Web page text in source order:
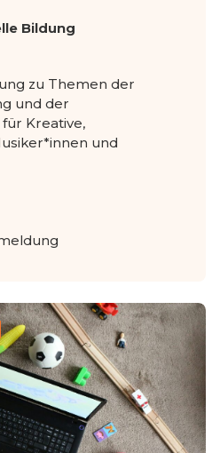
Bildung
zu Themen der
und der
Kreative,
und